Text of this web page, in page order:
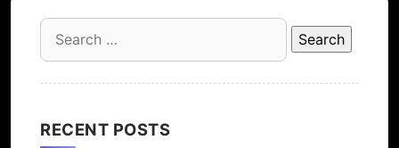
Search
for:
RECENT POSTS